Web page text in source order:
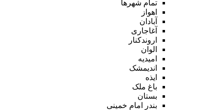
تمام شهر‌ها
اهواز
آبادان
آغاجاری
اروندکنار
الوان
امیدیه
اندیمشک
ایذه
باغ ملک
بستان
بندر امام خمینی